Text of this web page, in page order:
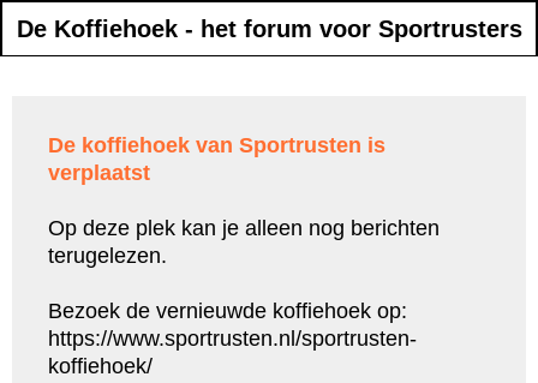
De Koffiehoek - het forum voor Sportrusters
De koffiehoek van Sportrusten is
verplaatst
Op deze plek kan je alleen nog berichten
terugelezen.
Bezoek de vernieuwde koffiehoek op:
https://www.sportrusten.nl/sportrusten-
koffiehoek/